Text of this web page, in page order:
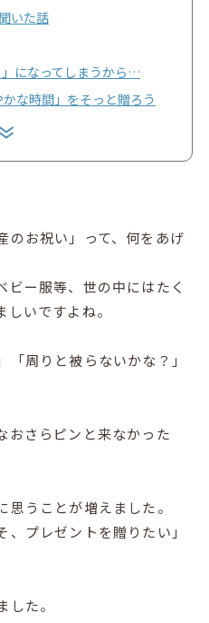
いた話
」になってしまうから…
な時間」をそっと贈ろう
のお祝い」って、何をあげ
ビー服等、世の中にはたく
いですよね。
「周りと被らないかな？」
おさらピンと来なかった
うことが増えました。
、プレゼントを贈りたい」
た。